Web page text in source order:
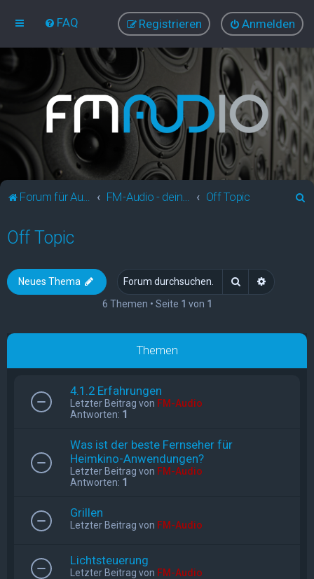
FAQ Anmelden
Registrieren
Forum für Audio und Video Off Topic
Off Topic
Neues Thema Suche
6 Themen • Seite 1 von 1
Themen
4.1.2 Erfahrungen
Letzter Beitrag von FM-Audio
Antworten: 1
Was ist der beste Fernseher für
Heimkino-Anwendungen?
Letzter Beitrag von FM-Audio
Antworten: 1
Grillen
Letzter Beitrag von FM-Audio
Lichtsteuerung
Letzter Beitrag von FM-Audio